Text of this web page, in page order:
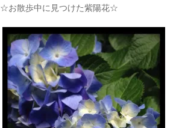
☆お散歩中に見つけた紫陽花☆